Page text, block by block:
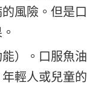
風險。但是口
）。口服魚油
輕人或兒童的